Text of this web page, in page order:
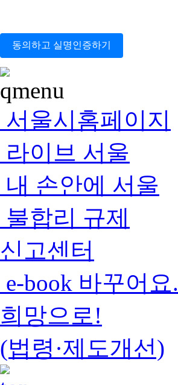
동의하고 실명인증하기
서울시홈페이지
라이브 서울
내 손안에 서울
불합리 규제
신고센터
e-book 바꾸어요.
희망으로!
(법령·제도개선)